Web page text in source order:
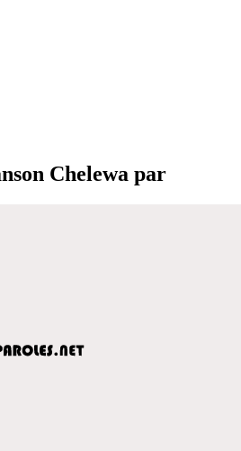
Chelewa par